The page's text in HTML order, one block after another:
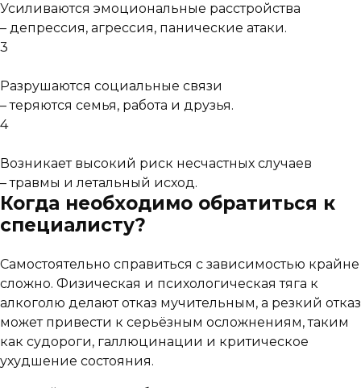
Усиливаются эмоциональные расстройства
– депрессия, агрессия, панические атаки.
3
Разрушаются социальные связи
– теряются семья, работа и друзья.
4
Возникает высокий риск несчастных случаев
– травмы и летальный исход.
Когда необходимо обратиться к
специалисту?
Самостоятельно справиться с зависимостью крайне
сложно. Физическая и психологическая тяга к
алкоголю делают отказ мучительным, а резкий отказ
может привести к серьёзным осложнениям, таким
как судороги, галлюцинации и критическое
ухудшение состояния.